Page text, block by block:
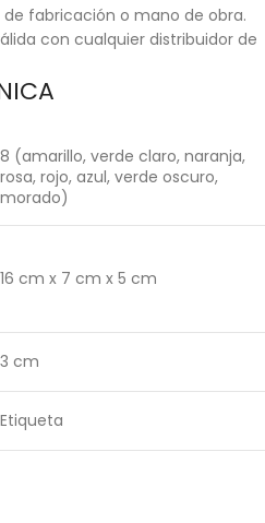
fabricación o mano de obra.
con cualquier distribuidor de
8 (amarillo, verde claro, naranja,
rosa, rojo, azul, verde oscuro,
morado)
16 cm x 7 cm x 5 cm
3 cm
Etiqueta